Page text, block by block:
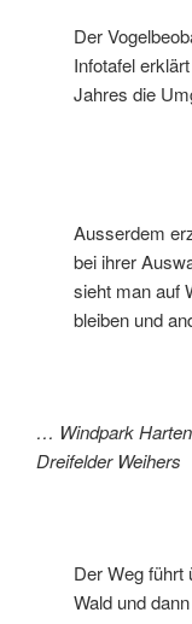
Der
Infotafel
Jahres die
Ausserdem
bei ihrer
sieht man auf
bleiben und
… Windpark
Dreifelder Weihers
Der Weg führt
Wald und